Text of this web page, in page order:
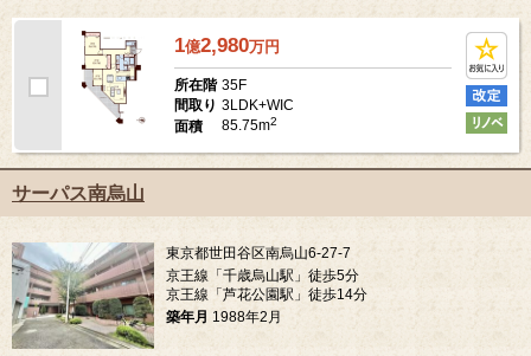
1億2,980万円
所在階 35F
間取り 3LDK+WIC
面積
85.75m2
サーパス南烏山
東京都世田谷区南烏山6-27-7
京王線「千歳烏山駅」徒歩5分
京王線「芦花公園駅」徒歩14分
築年月 1988年2月